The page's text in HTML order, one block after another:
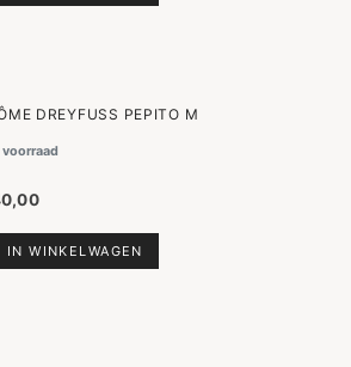
DREYFUSS PEPITO M
voorraad
IN WINKELWAGEN